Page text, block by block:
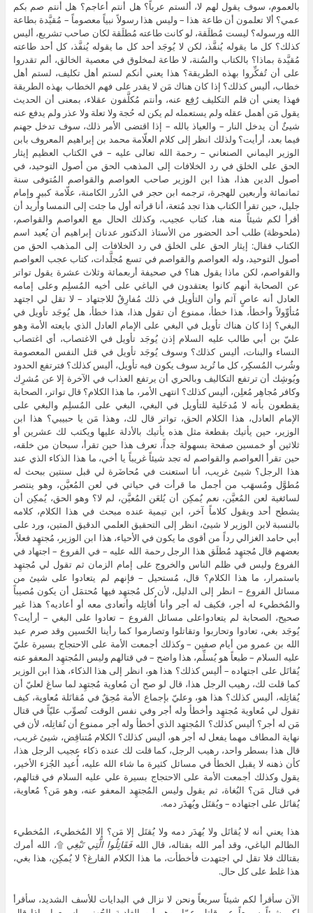
بالعموم، سوف يقول لهم لا، ألستم عرباً؟ هل أنتم أعاجم؟ هل أنتم صم بكم
عمي؟ ألا تعلمون أن طاعة هذا – وليس هذا رسولاً نبياً معصوماً – مُقيَّدة بطاعة
الله ورسوله؟ ليست مُطلَقة، لو كانت طاعته مُطلَقة لكان صاحب تشريع، أليس
كذلك؟ كل ما يقوله يُنفَّذ، لكن لا يُوجَد أحد كل ما يقوله يُنفَّذ، كل أحد طاعته
مُقيَّدة بماذا؟ بالكتاب والسُنة، لا طاعة لمخلوق في معصية الخالق، ألم تقدروا
على أن تُفكِّروا بهذه الطريقة؟ هذا يعني أنكم لستم أهل تكليف، لستم أهل
خطاب، أليس كذلك؟ إذا كان هناك مَن لا يقدر على فهم الخطاب بهذه الطريقة
فهذا يعني أن قلم التكليف رُفِع عنه، وأنتم مُكلَّفون عقلاء، بمعنى أن الحديث
يقول مَن أهمل عقله ولم يستعمله لم يكن له حُجة ولا تعلة ولا عذر ولم يدفع عنه
شيئٌ أن يدخل النار – والعياذ بالله – إذا اقتضى الأمر ذلك، سوف تدخل جهنم
فيما بعد، أرأيت؟ ولذلك انظر إلى كلام العلّامة محمد بن إبراهيم المعروف بابن
الوزير اليماني الصنعاني – رحمة الله تعالى عليه – في الكتاب العظيم إيثار
الحق على الخلق في رد الخلافات إلى المذهب الحق من أصول التوحيد، في
أصول الدين هذا، هذا ابن الوزير صاحب العواصم والقواصم المُتوفى سنة
ثمانمائة وأربعين للهجرة، ترجمه ابن حجر في الدُرر الكامنة، علّامة كبير وإمام
جليل، حين تقرأ الكتاب هذا تجد مُتعة، أنا قرأته أول ما جئت إلى النمسا وأُريد أن
أقرأ لكم شيئاً منه هنا، كتاب عجيب، وكذلك الحال مع العواصم والقواصم،
(ملحوظة) طلب أحد الحضور من الأستاذ الدكتور عدنان إبراهيم أن يُعيد اسم
الكتاب فقال: إيثار الحق على الخلق في رد الخلافات إلى المذهب الحق من
أصول التوحيد، وله العواصم والقواصم في تسع مُجلَّدات، كتاب عجب العواصم
والقواصم، لكن ماذا يقول هنا؟ في صحيفة أربعمائة وثلاث عشرة يقول تواتر
عن الصحابة أنهم كانوا يعتقدون في الباغي على أخيه المُسلِم وعلى إمامه
العادل أنه عاصٍ آثم وأن التأويل في ذلك مُفارِقٌ للاجتهاد – لا تقل لي اجتهد
مُتأوِّولاً وأخطأ، هذا خطأ، ممنوع أن تقول هذا، هذا خطأ، هل يُوجَد تأويل في
البغي؟ إذا كان هناك تأويل في البغي على الإمام العادل الذي بايعته الأمة وهو
عليّ بن أبي طالب عليه السلام إذن يُوجَد تأويل في الاغتصاب، أي اغتصاب
النساء والبنات، أليس كذلك؟ وسوف يُوجَد تأويل في قتل النفس المعصومة
وشُرب المُسكِر، كل ما تُريد سوف يكون فيه تأويل، أليس كذلك؟ فترتفع الحدود
ويُوشِك أن ترتفع التكاليف وبالحري أن يرتفع العذاب في الآخرة إلا عن مُشرِك
وكافر مُجاهِر مُعلِن، أليس كذلك؟ انتهى الأمر، ما هذا الكلام؟ قال تواتر، الصحابة
يقطعون بأنه لا مُدخَلية للتأويل في البغي، البغي على المُسلِم والبغي على
الإمام العادل، هذا الكلام الحق، تواتر قال لك، وهذا مَن يا حبيبي؟ هذا ابن
الوزير، حين يأتيك بقطعة مثل هذه يأتيك بالأدلة عليها ويكتب لك عشرين أو
ثلاثين أو خمسين صفحة بسهولة جداً، تعرف هذا حين تقرأ، سبحان من خلقه،
حين تقرأ العواصم والقواصم له تجد شيئاً غريباً يا أخي، ما هذا الذكاء الذي عند
هذا الرجل؟ شيئ غريب، أنا استعنت في مُحاضَرة لي قبل سنتين ببحث له
مُطوَّل ومُسهَب من أجمل ما قرأت في حياتي في لعن المُعيَّن، وهو ينتصر
لسائغية لعن المُعيَّن، نعم يُمكِن أن يُلعَن المُعيَّن، لم لا؟ وهو الحق، يُمكِن أن
يشطح أحد ويقول كلاماً آخر، ابن تيمية عنده مبحث في هذا الكلام، كلامه
بالنسبة لابن الوزير لا شيئ، انظر إلى التحقيق العلمي الدقيق المتين، ورد على
أبي حامد الغزالي رداً من أقوى ما يكون في الأحياء، هذا ابن الوزير، مُجتهِد فعلاً،
بعضهم قال مُجتهِد مُطلَق هذا الرجل رحمة الله عليه – في الفروع – اجتهاد في
الفروع وليس في ظلم الناس والخروج على إمام الزمان ثم تقول لي مُجتهِد
باستمرار، ما هذا الكلام؟ قال، مُستحيل – فإنهم لم يتعادوا على شيئ من
مسائل الفروع – انظر إلى الدليل، لأن كل مُجتهِد فيها مُحتمَل أن يكون مُصيباً
والمُخطيء له أجر، فكيف له أجر وأنا أُقاتِله وأتعادى معه أو أعاديه؟ هذا غير
صحيح، الصحابة لم يتعادواعلى مسائل الفروع – تعادوا على البغي – أرأيت؟
يُوجَد بغي، تعادوا وتحاربوا وتقاتلوا وتصارموا كما رأينا الحُسين وقد صرم عبد
الله بن عمرو من أيام صفين – وكذلك أجمعت الأمة على الاحتجاج بسيرة عليّ
عليه السلام – طبعاً هو يُسلِّم، هذا واضح – في قتالهم وليس المُجتهِد المعفو عنه
يُقاتَل على اجتهاده – أليس كذلك؟ هذا هو، انظر إلى هذا الذكاء، هذا ابن الوزير
كما قلت لك، رهيب الرجل هذا، قال لو صح أن مُعاوية مُجتهِد لما ساغ لعليّ أن
يُقاتِله، أليس كذلك؟ هذا هو، وعليّ بإجماع الأمة مُحِقٌ في مُقاتَلة مُعاوية، كيف
تقول لي مُعاوية مُجتهِد وأخطأ وله أجر وفي نفس الوقت تُصوِّب عليّاً في قتال
مَن له أجر؟ أليس كذلك؟ المُجتهِد الذي أخطأ وله أجر ممنوع أن تُقاتِله، لأن في
نهاية المطاف مهما يفعل له أجر هو، أليس كذلك؟ الكلام مُتناقِض، شيئ غريب،
قال هذا بسطر واحد، رهيب الرجل، كما قلت لك عنده ذكاء عجيب الرجل هذا،
كأن ذهنه لا يقبل الخطأ في مسائل كثيرة ما شاء الله عليه، أُعيد الجُزء الأخير،
يقول وكذلك أجمعت الأمة على الاحتجاج بسيرة علي عليه السلام في قتالهم،
في قتال مَن؟ البُغاة، ثم يقول وليس المُجتهِد المعفو عنه، وهو مَن؟ مُعاوية،
يُقاتَل على اجتهاده – ويُقتَل ويُهدَر دمه.
هذا يعني أنه لا يُقاتَل ولا يُهدَر دمه ولا يُقتَل إلا مَن؟ إلا المُخطيء، المُخطيء
الظالم الباغي، وقد أمر الله بقتاله، قال اللهفَقَاتِلُوا الَّتِي تَبْغِي۩، الله أمرك
بقتالك فلا تقل لي اجتهدت فأخطأت، ما هذا الكلام الفارغ؟ لا يُمكِن، هذا بغي،
هذا غلط على كل حال.
الآن سأقرأ لكم شيئاً سريعاً ونحن لا نزال في البدايات للأسف الشديد، سأقرأ